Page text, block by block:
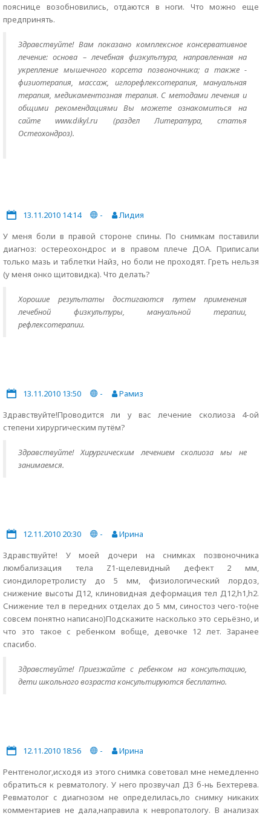
пояснице возобновились, отдаются в ноги. Что можно еще
предпринять.
Здравствуйте! Вам показано комплексное консервативное
лечение: основа – лечебная физкультура, направленная на
укрепление мышечного корсета позвоночника; а также -
физиотерапия, массаж, иглорефлексотерапия, мануальная
терапия, медикаментозная терапия. С методами лечения и
общими рекомендациями Вы можете ознакомиться на
сайте www.dikyl.ru (раздел Литература, статья
Остеохондроз).
13.11.2010 14:14 -
Лидия
У меня боли в правой стороне спины. По снимкам поставили
диагноз: остереохондрос и в правом плече ДОА. Приписали
только мазь и таблетки Найз, но боли не проходят. Греть нельзя
(у меня онко щитовидка). Что делать?
Хорошие результаты достигаются путем применения
лечебной физкультуры, мануальной терапии,
рефлексотерапии.
13.11.2010 13:50 -
Рамиз
Здравствуйте!Проводится ли у вас лечение сколиоза 4-ой
степени хирургическим путём?
Здравствуйте! Хирургическим лечением сколиоза мы не
занимаемся.
12.11.2010 20:30 -
Ирина
Здравствуйте! У моей дочери на снимках позвоночника
люмбализация тела Z1-щелевидный дефект 2 мм,
сиондилоретролисту до 5 мм, физиологический лордоз,
снижение высоты Д12, клиновидная деформация тел Д12,h1,h2.
Снижение тел в передних отделах до 5 мм, синостоз чего-то(не
совсем понятно написано)Подскажите насколько это серьёзно, и
что это такое с ребенком вобще, девочке 12 лет. Заранее
спасибо.
Здравствуйте! Приезжайте с ребенком на консультацию,
дети школьного возраста консультируются бесплатно.
12.11.2010 18:56 -
Ирина
Рентгенолог,исходя из этого снимка советовал мне немедленно
обратиться к ревматологу. У него прозвучал ДЗ б-нь Бехтерева.
Ревматолог с диагнозом не определилась,по снимку никаких
комментариев не дала,направила к невропатологу. В анализах